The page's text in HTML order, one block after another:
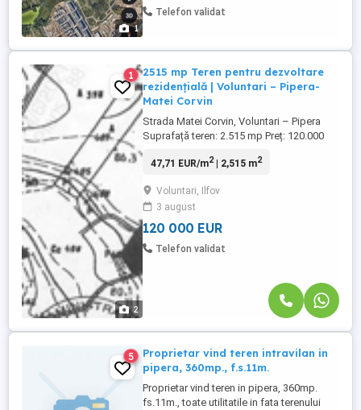
1
Pretul, de asemenea perfect, doar 220 eur
Telefon validat
2
1
2515 mp Teren pentru dezvoltare
rezidențială | Voluntari – Pipera-
Matei Corvin
Strada Matei Corvin, Voluntari – Pipera
Suprafață teren: 2.515 mp Preț: 120.000
cele mai dinamice zone rezidențiale din
Voluntari – Pipera, pe strada Matei Corvin,
terenul beneficiază de acces rapid către
principalele puncte ...
47,71 EUR/m2| 2,515 m2
Voluntari, Ilfov
3 august
120 000 EUR
Telefon validat
5
Proprietar vind teren intravilan in
pipera, 360mp., f.s.11m.
Proprietar vind teren in pipera, 360mp.
fs.11m., toate utilitatile in fata terenului